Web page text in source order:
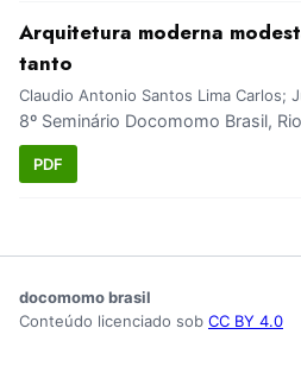
Arquitetura moderna
tanto
Claudio Antonio Santos Lima Carlos;
8º Seminário Docomomo Brasil,
PDF
docomomo brasil
Conteúdo licenciado sob CC BY 4.0